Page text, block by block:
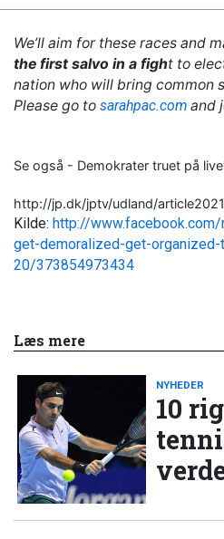
We’ll aim for these races and
the first salvo in a fight to
nation who will bring common
Please go to sarahpac.com and
Se også - Demokrater truet på
http://jp.dk/jptv/udland/
Kilde: http://
get-demoralized-get-organized-
20/373854973434
Læs mere
NYHEDER
10